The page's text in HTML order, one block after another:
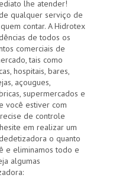
lhe atender!
qualquer serviço de
contar. A Hidrotex
de todos os
comerciais de
tais como
hospitais, bares,
açougues,
supermercados e
você estiver com
de controle
em realizar um
o quanto
e eliminamos todo e
algumas